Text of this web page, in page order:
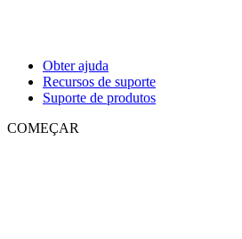
Obter ajuda
Recursos de suporte
Suporte de produtos
COMEÇAR